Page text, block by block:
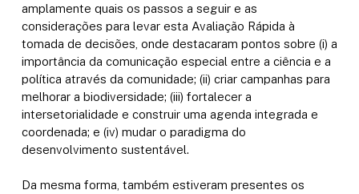
amplamente quais os passos a seguir e as
considerações para levar esta Avaliação Rápida à
tomada de decisões, onde destacaram pontos sobre (i) a
importância da comunicação especial entre a ciência e a
política através da comunidade; (ii) criar campanhas para
melhorar a biodiversidade; (iii) fortalecer a
intersetorialidade e construir uma agenda integrada e
coordenada; e (iv) mudar o paradigma do
desenvolvimento sustentável.
Da mesma forma, também estiveram presentes os